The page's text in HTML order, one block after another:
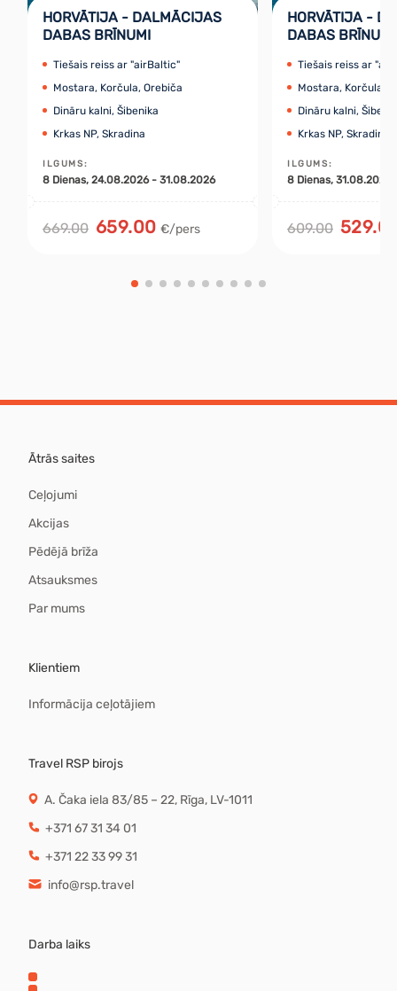
HORVĀTIJA - DALMĀCIJAS
DABAS BRĪNUMI
Tiešais reiss ar "airBaltic"
Mostara, Korčula, Orebiča
Dināru kalni, Šibenika
Krkas NP, Skradina
ILGUMS:
8 Dienas, 24.08.2026 - 31.08.2026
669.00 659.00 €/pers
HORVĀTIJA -
DABAS BRĪNUMI
Tiešais reiss ar
Mostara, Korčula,
Dināru kalni,
Krkas NP, Skradina
ILGUMS:
8 Dienas, 31.08.2026
609.00
Ātrās saites
Ceļojumi
Akcijas
Pēdējā brīža
Atsauksmes
Par mums
Klientiem
Informācija ceļotājiem
Travel RSP birojs
A. Čaka iela 83/85 – 22, Rīga, LV-1011
+371 67 31 34 01
+371 22 33 99 31
info@rsp.travel
Darba laiks